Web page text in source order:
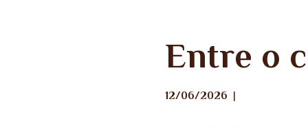
MINHA VOCAÇÃOEntre o
12/06/2026